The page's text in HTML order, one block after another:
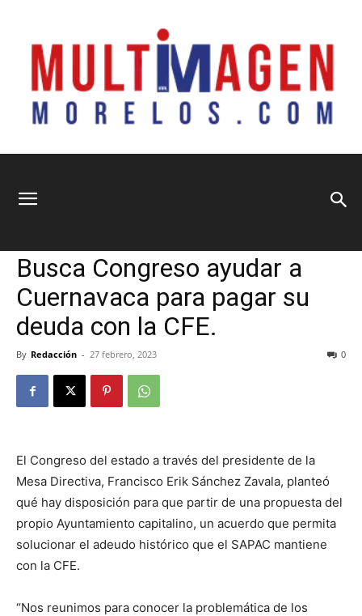
Morelos
Busca Congreso ayudar a
Cuernavaca para pagar su
deuda con la CFE.
By Redacción - 27 febrero, 2023 0
El Congreso del estado a través del presidente de la
Mesa Directiva, Francisco Erik Sánchez Zavala, planteó
qué hay disposición para que partir de una propuesta del
propio Ayuntamiento capitalino, un acuerdo que permita
solucionar el adeudo histórico que el SAPAC mantiene
con la CFE.
“Nos reunimos para conocer la problemática de los